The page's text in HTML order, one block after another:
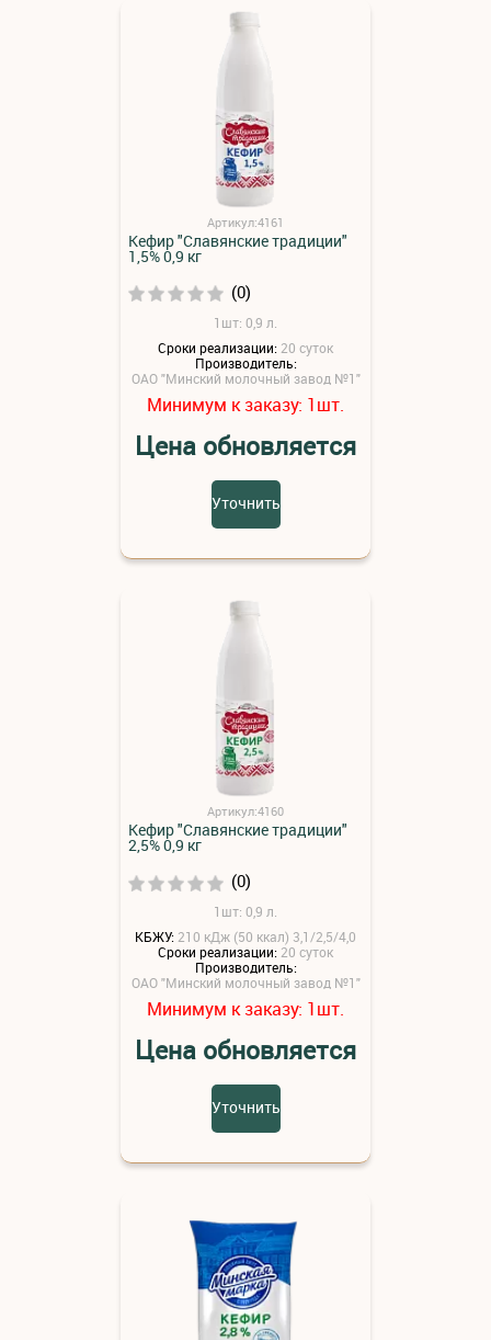
Артикул:4161
Кефир "Славянские традиции"
1,5% 0,9 кг
(0)
1шт: 0,9 л.
Сроки реализации: 20 суток
Производитель:
ОАО "Минский молочный завод №1"
Минимум к заказу: 1шт.
Цена обновляется
Уточнить
Артикул:4160
Кефир "Славянские традиции"
2,5% 0,9 кг
(0)
1шт: 0,9 л.
КБЖУ: 210 кДж (50 ккал) 3,1/2,5/4,0
Сроки реализации: 20 суток
Производитель:
ОАО "Минский молочный завод №1"
Минимум к заказу: 1шт.
Цена обновляется
Уточнить